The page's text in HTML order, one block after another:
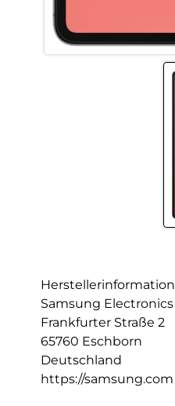
Herstellerinformation
Samsung
Frankfurter Straße 2
65760 Eschborn
Deutschland
https://samsung.com